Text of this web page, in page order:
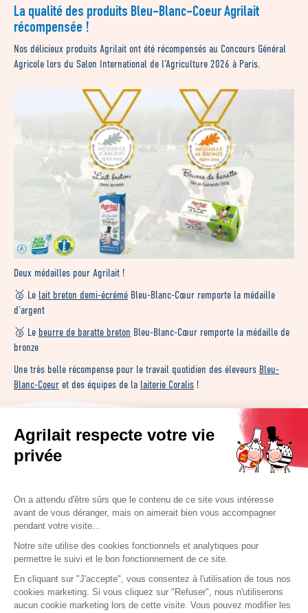
Agrilait respecte votre vie
privée
On a attendu d'être sûrs que le contenu de ce site vous intéresse
avant de vous déranger, mais on aimerait bien vous accompagner
pendant votre visite...
Notre site utilise des cookies fonctionnels et analytiques pour
permettre le suivi et le bon fonctionnement de ce site.
En cliquant sur "J'accepte", vous consentez à l'utilisation de tous nos
cookies marketing. Si vous cliquez sur "Refuser", nous n'utiliserons
aucun cookie marketing lors de cette visite. Vous pouvez modifier les
La qualité des produits Bleu-Blanc-Coeur Agrilait
récompensée !
Nos délicieux produits Agrilait ont été récompensés au Concours Général
Agricole lors du Salon International de l’Agriculture 2026 à Paris.
Deux médailles pour Agrilait !
🥈 Le lait breton demi-écrémé Bleu-Blanc-Cœur remporte la médaille
d’argent
🥉 Le beurre de baratte breton Bleu-Blanc-Cœur remporte la médaille de
bronze
Une très belle récompense pour le travail quotidien des éleveurs Bleu-
Blanc-Coeur et des équipes de la laiterie Coralis !
sociaux
Nos astuces
Foire aux questions
Nous contacter